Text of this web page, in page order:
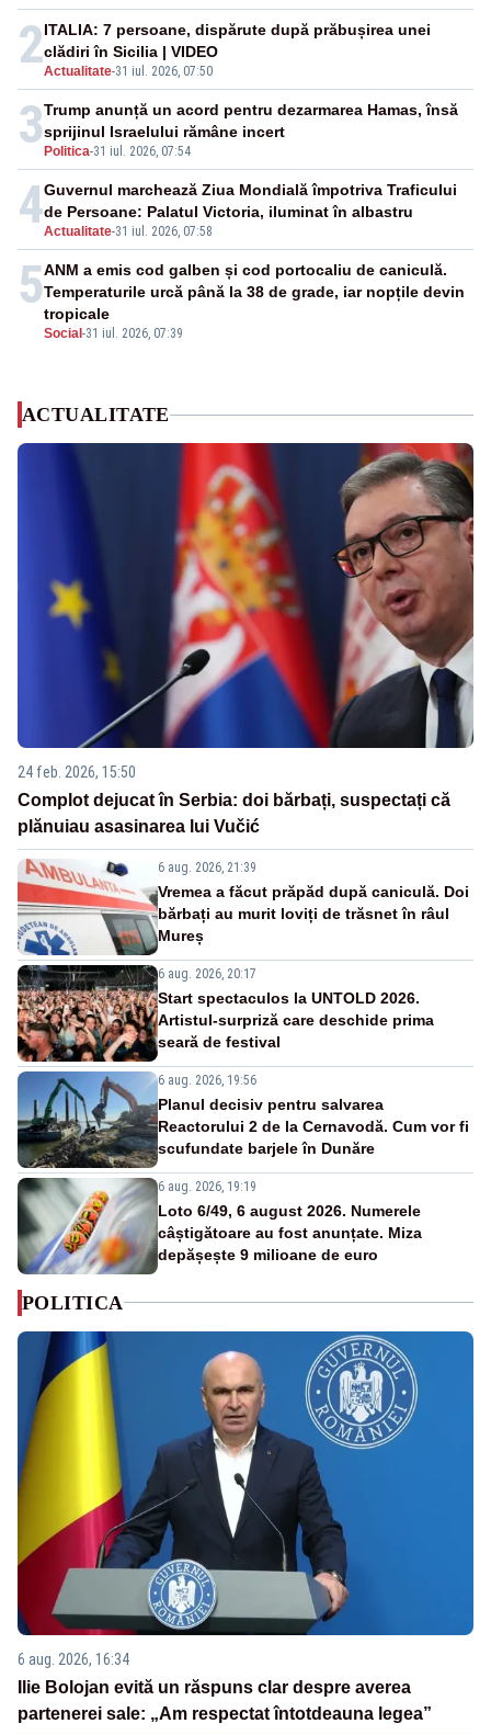
2Actualitate-31 iul. 2026, 07:50
ITALIA: 7 persoane, dispărute după prăbușirea unei
clădiri în Sicilia | VIDEO
3 Politica-31 iul. 2026, 07:54
Trump anunță un acord pentru dezarmarea Hamas, însă
sprijinul Israelului rămâne incert
4Actualitate-31 iul. 2026, 07:58
Guvernul marchează Ziua Mondială împotriva Traficului
de Persoane: Palatul Victoria, iluminat în albastru
5
Social -31 iul. 2026, 07:39
ANM a emis cod galben și cod portocaliu de caniculă.
Temperaturile urcă până la 38 de grade, iar nopțile devin
tropicale
ACTUALITATE
24 feb. 2026, 15:50
Complot dejucat în Serbia: doi bărbați, suspectați că
plănuiau asasinarea lui Vučić
6 aug. 2026, 21:39
Vremea a făcut prăpăd după caniculă. Doi
bărbați au murit loviți de trăsnet în râul
Mureș
6 aug. 2026, 20:17
Start spectaculos la UNTOLD 2026.
Artistul-surpriză care deschide prima
seară de festival
6 aug. 2026, 19:56
Planul decisiv pentru salvarea
Reactorului 2 de la Cernavodă. Cum vor fi
scufundate barjele în Dunăre
6 aug. 2026, 19:19
Loto 6/49, 6 august 2026. Numerele
câștigătoare au fost anunțate. Miza
depășește 9 milioane de euro
POLITICA
6 aug. 2026, 16:34
Ilie Bolojan evită un răspuns clar despre averea
partenerei sale: „Am respectat întotdeauna legea”